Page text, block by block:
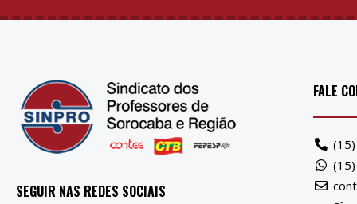
SEGUIR NAS REDES SOCIAIS
FALE